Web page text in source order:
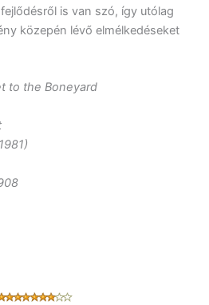
is van szó, így utólag
közepén lévő elmélkedéseket
to the Boneyard